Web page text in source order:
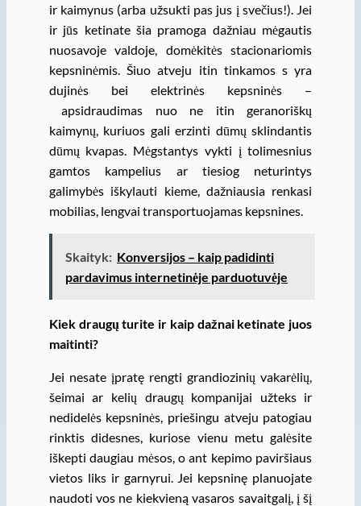
ir kaimynus (arba užsukti pas jus į svečius!). Jei
ir jūs ketinate šia pramoga dažniau mėgautis
nuosavoje valdoje, domėkitės stacionariomis
kepsninėmis. Šiuo atveju itin tinkamos s yra
dujinės bei elektrinės kepsninės –
apsidraudimas nuo ne itin geranoriškų
kaimynų, kuriuos gali erzinti dūmų sklindantis
dūmų kvapas. Mėgstantys vykti į tolimesnius
gamtos kampelius ar tiesiog neturintys
galimybės iškylauti kieme, dažniausia renkasi
mobilias, lengvai transportuojamas kepsnines.
Skaityk: Konversijos – kaip padidinti
pardavimus internetinėje parduotuvėje
Kiek draugų turite ir kaip dažnai ketinate juos
maitinti?
Jei nesate įpratę rengti grandiozinių vakarėlių,
šeimai ar kelių draugų kompanijai užteks ir
nedidelės kepsninės, priešingu atveju patogiau
rinktis didesnes, kuriose vienu metu galėsite
iškepti daugiau mėsos, o ant kepimo paviršiaus
vietos liks ir garnyrui. Jei kepsninę planuojate
naudoti vos ne kiekvieną vasaros savaitgalį, į šį